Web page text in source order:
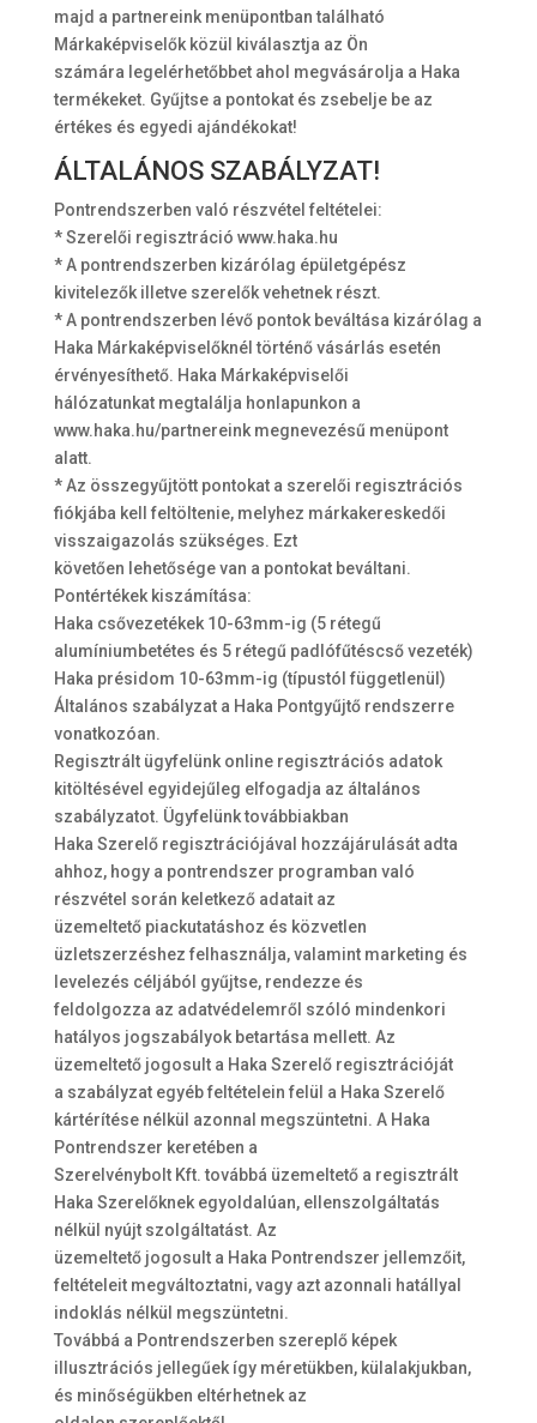
majd a partnereink menüpontban található
Márkaképviselők közül kiválasztja az Ön
számára legelérhetőbbet ahol megvásárolja a Haka
termékeket. Gyűjtse a pontokat és zsebelje be az
értékes és egyedi ajándékokat!
ÁLTALÁNOS SZABÁLYZAT!
Pontrendszerben való részvétel feltételei:
* Szerelői regisztráció www.haka.hu
* A pontrendszerben kizárólag épületgépész
kivitelezők illetve szerelők vehetnek részt.
* A pontrendszerben lévő pontok beváltása kizárólag a
Haka Márkaképviselőknél történő vásárlás esetén
érvényesíthető. Haka Márkaképviselői
hálózatunkat megtalálja honlapunkon a
www.haka.hu/partnereink megnevezésű menüpont
alatt.
* Az összegyűjtött pontokat a szerelői regisztrációs
fiókjába kell feltöltenie, melyhez márkakereskedői
visszaigazolás szükséges. Ezt
követően lehetősége van a pontokat beváltani.
Pontértékek kiszámítása:
Haka csővezetékek 10-63mm-ig (5 rétegű
alumíniumbetétes és 5 rétegű padlófűtéscső vezeték)
Haka présidom 10-63mm-ig (típustól függetlenül)
Általános szabályzat a Haka Pontgyűjtő rendszerre
vonatkozóan.
Regisztrált ügyfelünk online regisztrációs adatok
kitöltésével egyidejűleg elfogadja az általános
szabályzatot. Ügyfelünk továbbiakban
Haka Szerelő regisztrációjával hozzájárulását adta
ahhoz, hogy a pontrendszer programban való
részvétel során keletkező adatait az
üzemeltető piackutatáshoz és közvetlen
üzletszerzéshez felhasználja, valamint marketing és
levelezés céljából gyűjtse, rendezze és
feldolgozza az adatvédelemről szóló mindenkori
hatályos jogszabályok betartása mellett. Az
üzemeltető jogosult a Haka Szerelő regisztrációját
a szabályzat egyéb feltételein felül a Haka Szerelő
kártérítése nélkül azonnal megszüntetni. A Haka
Pontrendszer keretében a
Szerelvénybolt Kft. továbbá üzemeltető a regisztrált
Haka Szerelőknek egyoldalúan, ellenszolgáltatás
nélkül nyújt szolgáltatást. Az
üzemeltető jogosult a Haka Pontrendszer jellemzőit,
feltételeit megváltoztatni, vagy azt azonnali hatállyal
indoklás nélkül megszüntetni.
Továbbá a Pontrendszerben szereplő képek
illusztrációs jellegűek így méretükben, külalakjukban,
és minőségükben eltérhetnek az